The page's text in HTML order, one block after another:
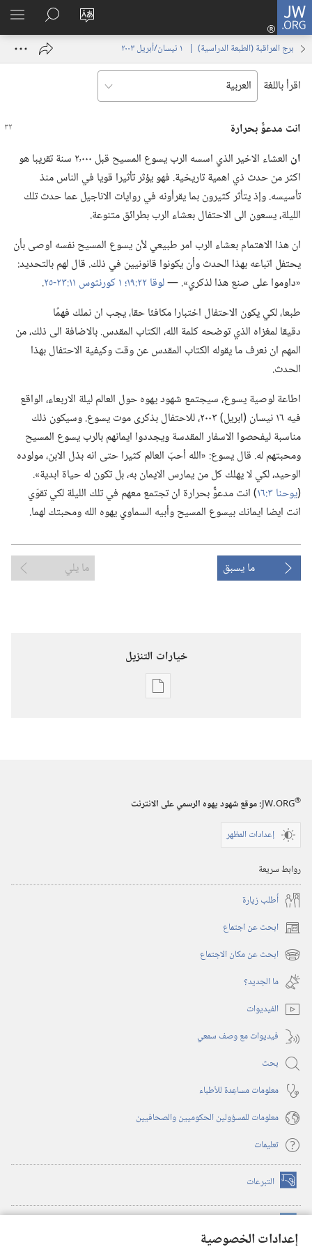
إعدادات الخصوصية
JW.ORG
تغيير
الموقع
تسجيل
الدخول
نافذة
البحث
في
JW.‎ORG
برج المراقبة (‏الطبعة الدراسية)‏ | ‏‎ ١‏ ‏‎نيسان/أبريل‏ ‎٢٠٠٣
اقرأ باللغة
انت مدعوٌّ بحرارة
ان
العشاء الاخير الذي اسسه الرب يسوع المسيح قبل ٢٬٠٠٠ سنة تقريبا هو
اكثر من حدث ذي اهمية تاريخية.‏ فهو يؤثر تأثيرا قويا في الناس منذ
تأسيسه.‏ وإذ يتأثر كثيرون بما يقرأونه في روايات الاناجيل عما حدث تلك
الليلة،‏ يسعون الى الاحتفال بعشاء الرب بطرائق متنوعة.‏
ان هذا الاهتمام بعشاء الرب امر طبيعي لأن يسوع المسيح نفسه اوصى بأن
يحتفل اتباعه بهذا الحدث وأن يكونوا قانونيين في ذلك.‏ قال لهم بالتحديد:‏
«داوموا على صنع هذا لذكري».‏ —‏لوقا ٢٢:‏١٩؛‏
‏.‏
طبعا،‏ لكي يكون الاحتفال اختبارا مكافئا حقا،‏ يجب ان نملك فهمًا
دقيقا لمغزاه الذي توضحه كلمة الله،‏ الكتاب المقدس.‏ بالاضافة الى ذلك،‏ من
المهم ان نعرف ما يقوله الكتاب المقدس عن وقت وكيفية الاحتفال بهذا
الحدث.‏
اطاعة لوصية يسوع،‏ سيجتمع شهود يهوه حول العالم ليلة الاربعاء،‏ الواقع
فيه ١٦ نيسان (‏ابريل)‏ ٢٠٠٣،‏ للاحتفال بذكرى موت يسوع.‏ وسيكون ذلك
مناسبة ليفحصوا الاسفار المقدسة ويجددوا ايمانهم بالرب يسوع المسيح
ومحبتهم له.‏ قال يسوع:‏ «الله أحبّ العالم كثيرا حتى انه بذل الابن،‏ مولوده
الوحيد،‏ لكي لا يهلك كل من يمارس الايمان به،‏ بل تكون له حياة ابدية».‏
(‏يوحنا ٣:‏١٦
‏)‏ انت مدعوٌّ بحرارة ان تجتمع معهم في تلك الليلة لكي تقوّي
انت ايضا ايمانك بيسوع المسيح وأبيه السماوي يهوه الله ومحبتك لهما.‏
ما يسبق ما يلي
خيارات التنزيل
خيارات
الدراسية)‏
‎٢٠٠٣
JW.ORG®
:‏ موقع شهود يهوه الرسمي على الانترنت
إعدادات المظهر
روابط سريعة
أُطلب زيارة
ابحث عن اجتماع (يفتح
نافذة ابحث عن مكان الاجتماع (يفتح
نافذة
جديدة)
ما الجديد؟‏
الفيديوات
فيديوات مع وصف سمعي
بحث
معلومات مساعِدة للأطباء
معلومات للمسؤولين الحكوميين والصحافيين
تعليمات
التبرعات (يفتح
نافذة
(يفتح